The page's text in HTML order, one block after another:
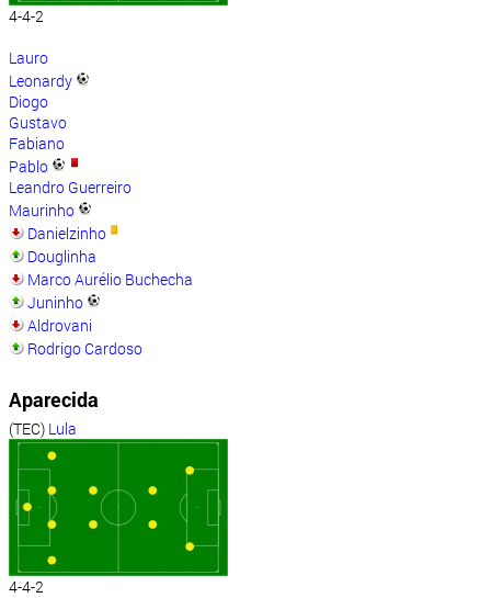
4-4-2
Lauro
Leonardy
Diogo
Gustavo
Fabiano
Pablo
Leandro Guerreiro
Maurinho
Danielzinho
Douglinha
Marco Aurélio Buchecha
Juninho
Aldrovani
Rodrigo Cardoso
Aparecida
(TEC) Lula
4-4-2